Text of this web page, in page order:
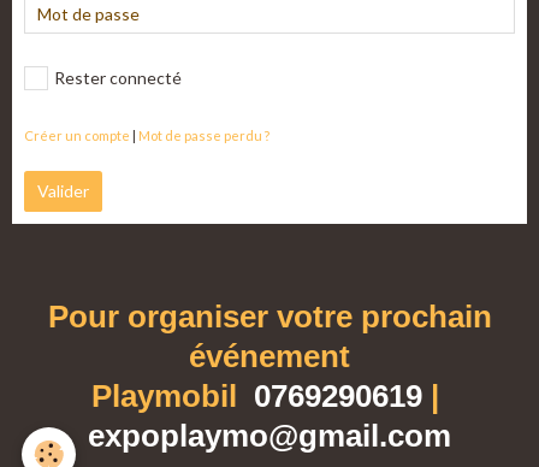
Rester connecté
Créer un compte Mot de passe perdu ?
Valider
Pour organiser votre prochain
événement
Playmobil 0769290619 |
expoplaymo@gmail.com